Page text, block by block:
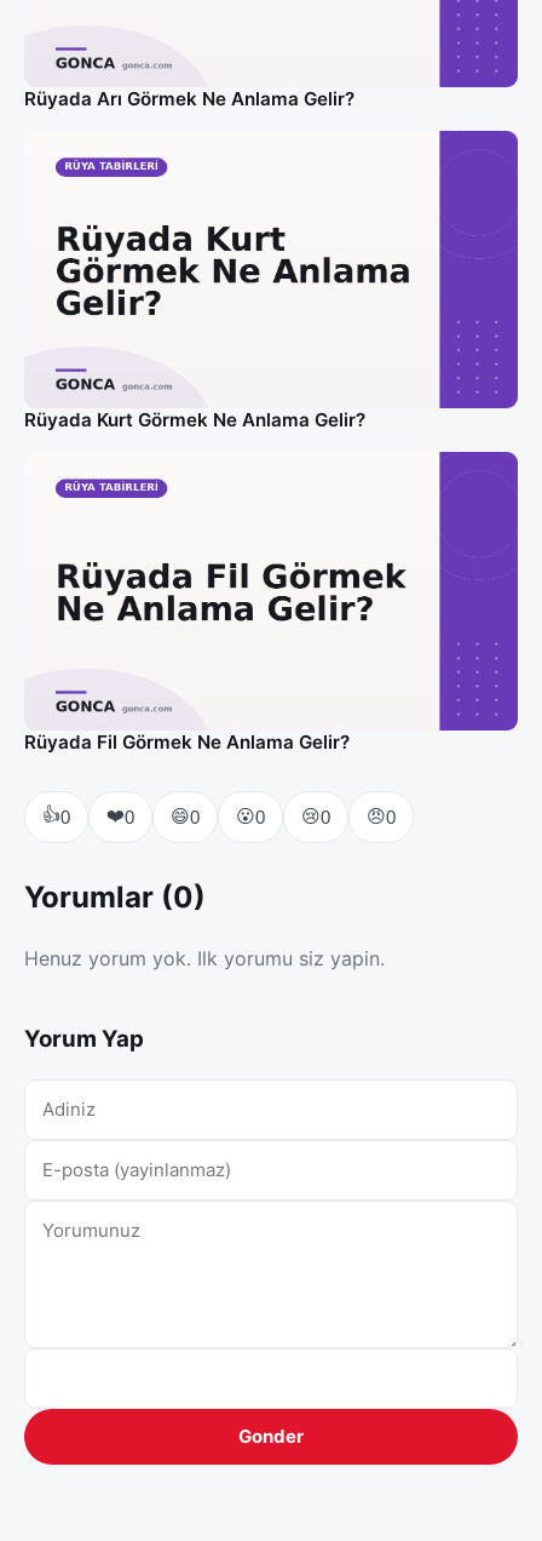
Rüyada Arı Görmek Ne Anlama Gelir?
Rüyada Kurt Görmek Ne Anlama Gelir?
Rüyada Fil Görmek Ne Anlama Gelir?
👍0 ❤️0 😄0 😮0 😢0 😠0
Yorumlar (0)
Henuz yorum yok. Ilk yorumu siz yapin.
Yorum Yap
Gonder